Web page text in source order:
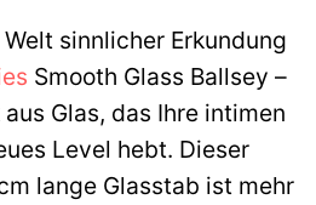
sinnlicher Erkundung
Smooth Glass Ballsey –
Glas, das Ihre intimen
Level hebt. Dieser
lange Glasstab ist mehr